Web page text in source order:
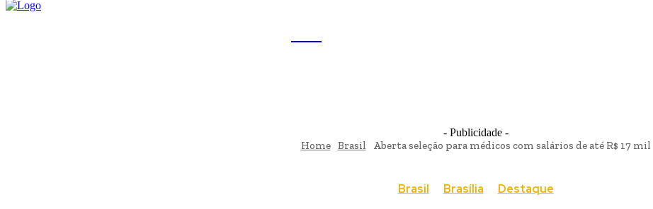
- Publicidade -
Home Brasil Aberta seleção para médicos com salários de até R$ 17 mil
Brasil Brasília Destaque